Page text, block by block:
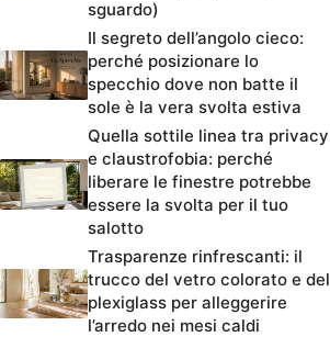
sguardo)
Il segreto dell’angolo cieco:
perché posizionare lo
specchio dove non batte il
sole è la vera svolta estiva
Quella sottile linea tra privacy
e claustrofobia: perché
liberare le finestre potrebbe
essere la svolta per il tuo
salotto
Trasparenze rinfrescanti: il
trucco del vetro colorato e del
plexiglass per alleggerire
l’arredo nei mesi caldi